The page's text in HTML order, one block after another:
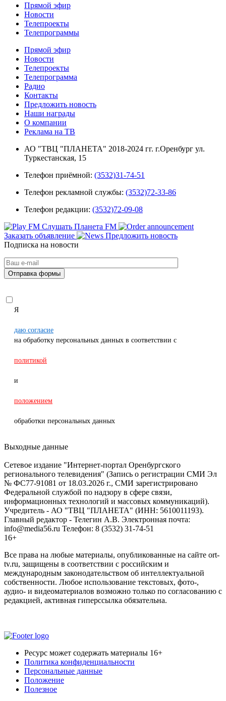
Прямой эфир
Новости
Телепроекты
Телепрограммы
Прямой эфир
Новости
Телепроекты
Телепрограмма
Радио
Контакты
Предложить новость
Наши награды
О компании
Реклама на ТВ
АО "ТВЦ "ПЛАНЕТА" 2018-2024 гг. г.Оренбург ул.
Туркестанская, 15
Телефон приёмной: (3532)31-74-51
Телефон рекламной службы: (3532)72-33-86
Телефон редакции: (3532)72-09-08
Слушать Планета FM
Заказать объявление
Предложить новость
Подписка на новости
Я
даю согласие
на обработку персональных данных в соответствии с
политикой
и
положением
обработки персональных данных
Выходные данные
Сетевое издание "Интернет-портал Оренбургского
регионального телевидения" (Запись о регистрации СМИ Эл
№ ФС77-91081 от 18.03.2026 г., СМИ зарегистрировано
Федеральной службой по надзору в сфере связи,
информационных технологий и массовых коммуникаций).
Учредитель - АО "ТВЦ "ПЛАНЕТА" (ИНН: 5610011193).
Главный редактор - Телегин А.В. Электронная почта:
info@media56.ru Телефон: 8 (3532) 31-74-51
16+
Все права на любые материалы, опубликованные на сайте ort-
tv.ru, защищены в соответствии с российским и
международным законодательством об интеллектуальной
собственности. Любое использование текстовых, фото-,
аудио- и видеоматериалов возможно только по согласованию с
редакцией, активная гиперссылка обязательна.
Ресурс может содержать материалы 16+
Политика конфиденциальности
Персональные данные
Положение
Полезное